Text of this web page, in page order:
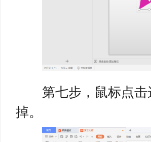
第七步，鼠标点击
掉。